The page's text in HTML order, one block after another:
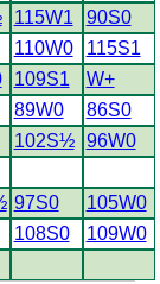
115W1
90S0
110W0
115S1
109S1
W+
89W0
86S0
102S½
96W0
97S0
105W0
108S0
109W0